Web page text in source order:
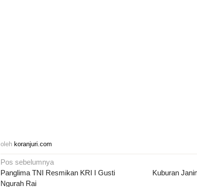
oleh koranjuri.com
Navigasi
pos
Pos sebelumnya
Panglima TNI Resmikan KRI I Gusti
Ngurah Rai
Kuburan